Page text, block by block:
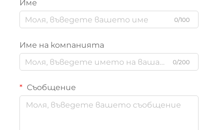
Име
0/100
Име на компанията
0/200
Съобщение